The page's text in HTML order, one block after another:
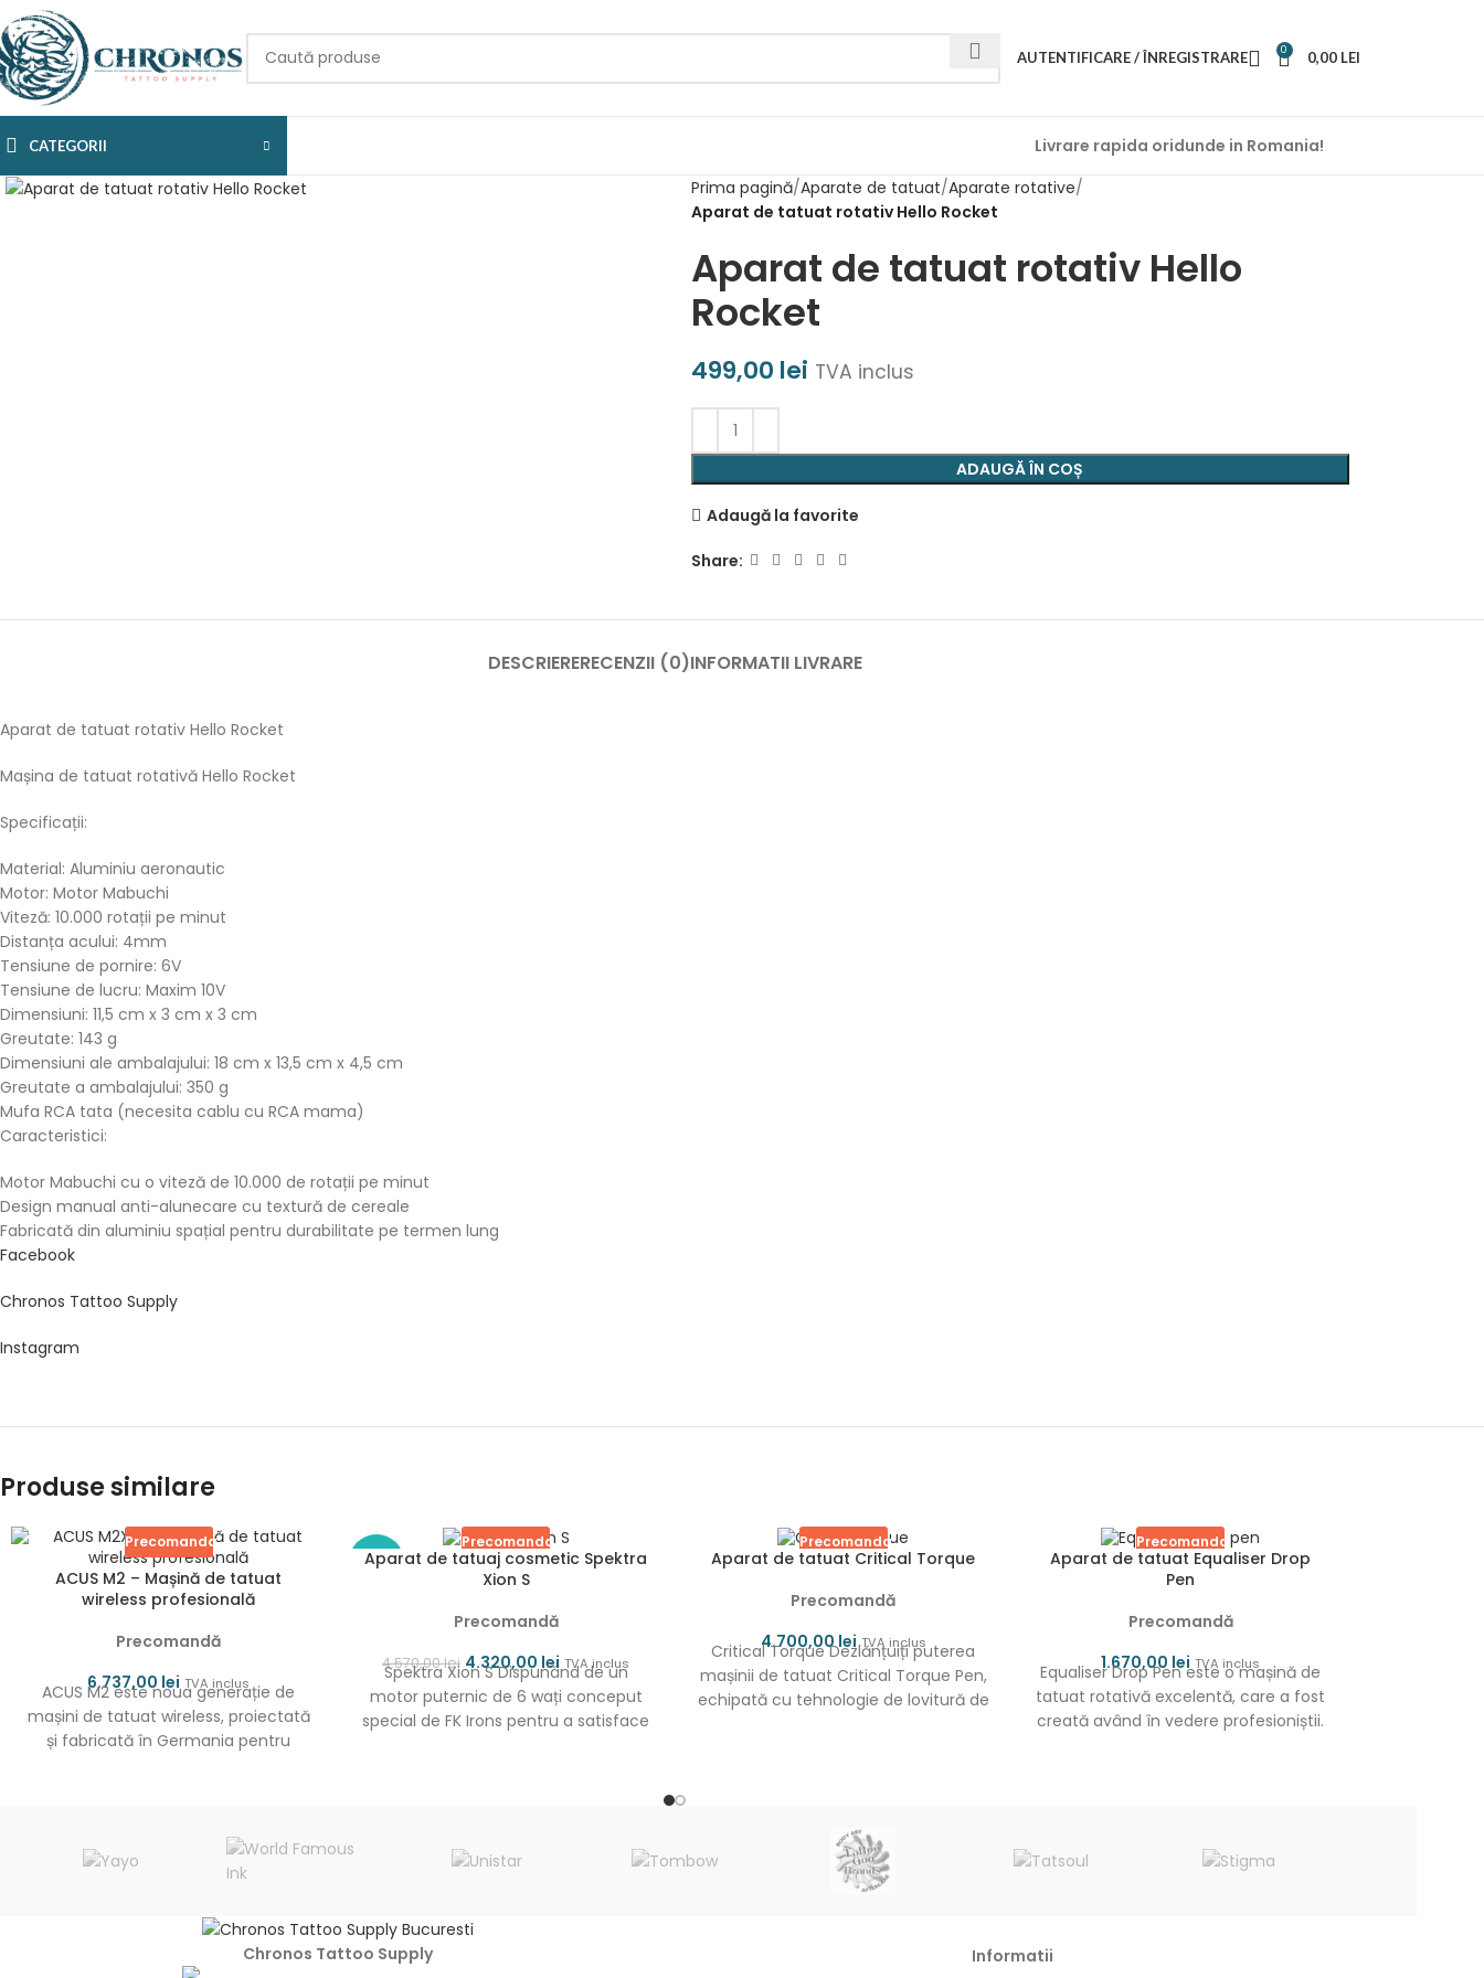
AUTENTIFICARE / ÎNREGISTRARE 0 0,00 LEI
CATEGORII
Livrare rapida oridunde in Romania!
Prima pagină Aparate de tatuat Aparate rotative
Aparat de tatuat rotativ Hello Rocket
Aparat de tatuat rotativ Hello
Rocket
499,00 lei TVA inclus
ADAUGĂ ÎN COȘ
Adaugă la favorite
Share:
DESCRIERERECENZII (0)INFORMATII LIVRARE
Aparat de tatuat rotativ Hello Rocket
Mașina de tatuat rotativă Hello Rocket
Specificații:
Material: Aluminiu aeronautic
Motor: Motor Mabuchi
Viteză: 10.000 rotații pe minut
Distanța acului: 4mm
Tensiune de pornire: 6V
Tensiune de lucru: Maxim 10V
Dimensiuni: 11,5 cm x 3 cm x 3 cm
Greutate: 143 g
Dimensiuni ale ambalajului: 18 cm x 13,5 cm x 4,5 cm
Greutate a ambalajului: 350 g
Mufa RCA tata (necesita cablu cu RCA mama)
Caracteristici:
Motor Mabuchi cu o viteză de 10.000 de rotații pe minut
Design manual anti-alunecare cu textură de cereale
Fabricată din aluminiu spațial pentru durabilitate pe termen lung
Facebook
Chronos Tattoo Supply
Instagram
Produse similare
Precomanda
ACUS M2 – Mașină de tatuat
wireless profesională
Precomandă
6.737,00 lei TVA inclus
ACUS M2 este noua generație de
mașini de tatuat wireless, proiectată
și fabricată în Germania pentru
-5%
Precomanda
Aparat de tatuaj cosmetic Spektra
Xion S
Precomandă
4.570,00lei 4.320,00 lei TVA inclus
Spektra Xion S Dispunând de un
motor puternic de 6 wați conceput
special de FK Irons pentru a satisface
Precomanda
Aparat de tatuat Critical Torque
Precomandă
4.700,00lei TVA inclus
Critical Torque Dezlănțuiți puterea
mașinii de tatuat Critical Torque Pen,
echipată cu tehnologie de lovitură de
Precomanda
Aparat de tatuat Equaliser Drop
Pen
Precomandă
1.670,00 lei TVA inclus
Equaliser Drop Pen este o mașină de
tatuat rotativă excelentă, care a fost
creată având în vedere profesioniștii.
Chronos Tattoo Supply Informatii